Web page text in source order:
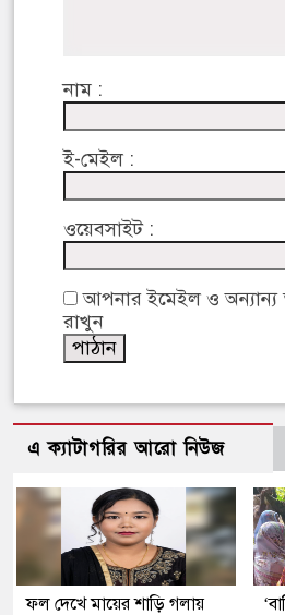
নাম :
ই-মেইল :
ওয়েবসাইট :
আপনার ইমেইল ও অন্যান্য
রাখুন
এ ক্যাটাগরির আরো নিউজ
ফল দেখে মায়ের শাড়ি গলায়